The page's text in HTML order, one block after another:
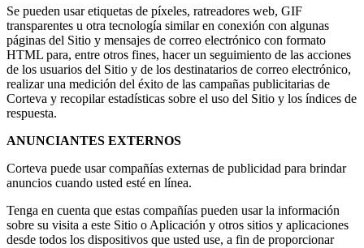
Se pueden usar etiquetas de píxeles, ratreadores web, GIF
transparentes u otra tecnología similar en conexión con algunas
páginas del Sitio y mensajes de correo electrónico con formato
HTML para, entre otros fines, hacer un seguimiento de las acciones
de los usuarios del Sitio y de los destinatarios de correo electrónico,
realizar una medición del éxito de las campañas publicitarias de
Corteva y recopilar estadísticas sobre el uso del Sitio y los índices de
respuesta.
ANUNCIANTES EXTERNOS
Corteva puede usar compañías externas de publicidad para brindar
anuncios cuando usted esté en línea.
Tenga en cuenta que estas compañías pueden usar la información
sobre su visita a este Sitio o Aplicación y otros sitios y aplicaciones
desde todos los dispositivos que usted use, a fin de proporcionar